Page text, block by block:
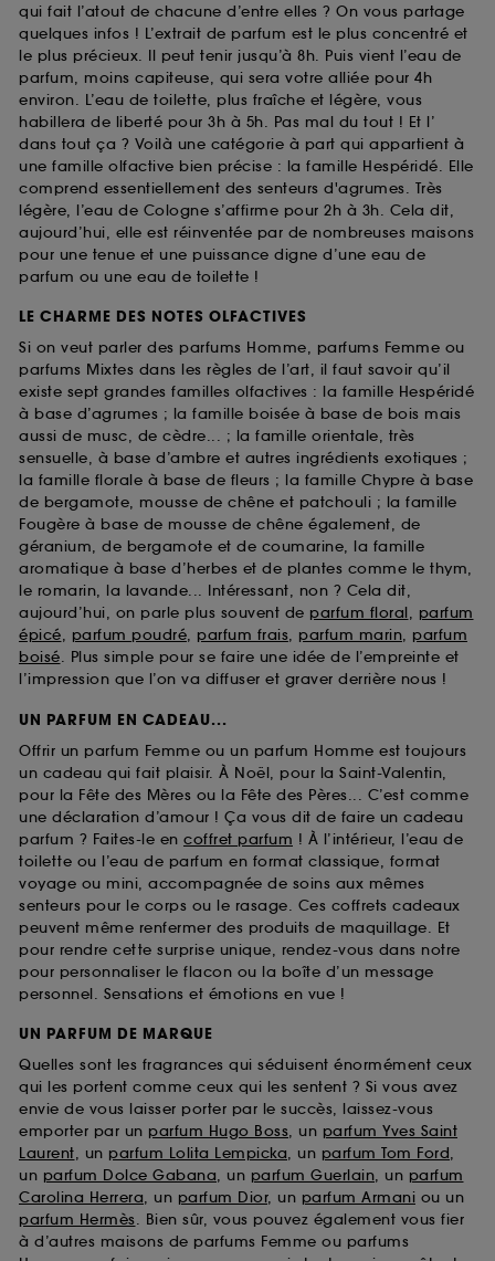
qui fait l’atout de chacune d’entre elles ? On vous partage
quelques infos ! L’extrait de parfum est le plus concentré et
le plus précieux. Il peut tenir jusqu’à 8h. Puis vient l’eau de
parfum, moins capiteuse, qui sera votre alliée pour 4h
environ. L’eau de toilette, plus fraîche et légère, vous
habillera de liberté pour 3h à 5h. Pas mal du tout ! Et l’
dans tout ça ? Voilà une catégorie à part qui appartient à
une famille olfactive bien précise : la famille Hespéridé. Elle
comprend essentiellement des senteurs d'agrumes. Très
légère, l’eau de Cologne s’affirme pour 2h à 3h. Cela dit,
aujourd’hui, elle est réinventée par de nombreuses maisons
pour une tenue et une puissance digne d’une eau de
parfum ou une eau de toilette !
LE CHARME DES NOTES OLFACTIVES
Si on veut parler des parfums Homme, parfums Femme ou
parfums Mixtes dans les règles de l’art, il faut savoir qu’il
existe sept grandes familles olfactives : la famille Hespéridé
à base d’agrumes ; la famille boisée à base de bois mais
aussi de musc, de cèdre... ; la famille orientale, très
sensuelle, à base d’ambre et autres ingrédients exotiques ;
la famille florale à base de fleurs ; la famille Chypre à base
de bergamote, mousse de chêne et patchouli ; la famille
Fougère à base de mousse de chêne également, de
géranium, de bergamote et de coumarine, la famille
aromatique à base d’herbes et de plantes comme le thym,
le romarin, la lavande... Intéressant, non ? Cela dit,
aujourd’hui, on parle plus souvent de parfum floral, parfum
épicé, parfum poudré, parfum frais, parfum marin, parfum
boisé. Plus simple pour se faire une idée de l’empreinte et
l’impression que l’on va diffuser et graver derrière nous !
UN PARFUM EN CADEAU...
Offrir un parfum Femme ou un parfum Homme est toujours
un cadeau qui fait plaisir. À Noël, pour la Saint-Valentin,
pour la Fête des Mères ou la Fête des Pères... C’est comme
une déclaration d’amour ! Ça vous dit de faire un cadeau
parfum ? Faites-le en coffret parfum ! À l’intérieur, l’eau de
toilette ou l’eau de parfum en format classique, format
voyage ou mini, accompagnée de soins aux mêmes
senteurs pour le corps ou le rasage. Ces coffrets cadeaux
peuvent même renfermer des produits de maquillage. Et
pour rendre cette surprise unique, rendez-vous dans notre
pour personnaliser le flacon ou la boîte d’un message
personnel. Sensations et émotions en vue !
UN PARFUM DE MARQUE
Quelles sont les fragrances qui séduisent énormément ceux
qui les portent comme ceux qui les sentent ? Si vous avez
envie de vous laisser porter par le succès, laissez-vous
emporter par un parfum Hugo Boss, un parfum Yves Saint
Laurent, un parfum Lolita Lempicka, un parfum Tom Ford,
un parfum Dolce Gabana, un parfum Guerlain, un parfum
Carolina Herrera, un parfum Dior, un parfum Armani ou un
parfum Hermès. Bien sûr, vous pouvez également vous fier
à d’autres maisons de parfums Femme ou parfums